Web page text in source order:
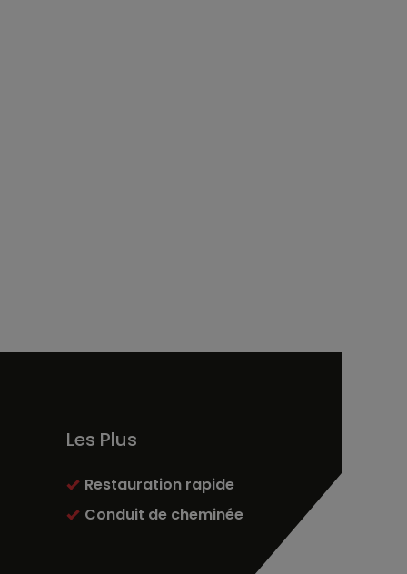
Les Plus
Restauration rapide
Conduit de cheminée